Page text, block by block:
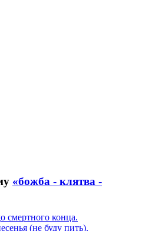
«божба - клятва -
смертного конца.
(не буду пить).